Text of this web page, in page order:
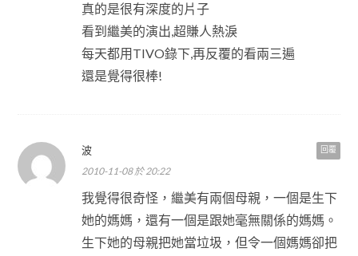
真的是很有深度的片子
看到繼美的演出,超賺人熱淚
每天都用TIVO錄下,再反覆的看兩三遍
還是覺得很棒!
回覆
波
2010-11-08 於 20:22
我覺得很奇怪，繼美有兩個母親，一個是生下
她的媽媽，還有一個是跟她毫無關係的媽媽。
生下她的母親把她當垃圾，但令一個媽媽卻把